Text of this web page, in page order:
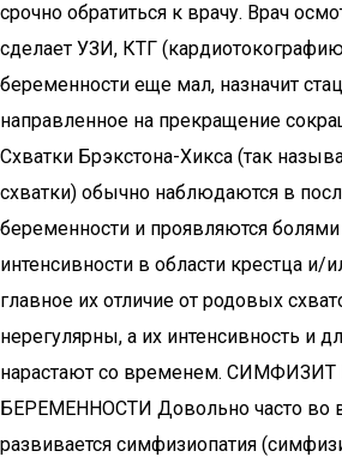
срочно обратиться к врачу. Врач
сделает УЗИ, КТГ
беременности еще мал, назначит
направленное на прекращение
Схватки Брэкстона-Хикса (так
схватки) обычно наблюдаются в
беременности и проявляются
интенсивности в области крестца и/
главное их отличие от родовых
нерегулярны, а их интенсивность и
нарастают со временем.
БЕРЕМЕННОСТИ Довольно часто во
развивается симфизиопатия